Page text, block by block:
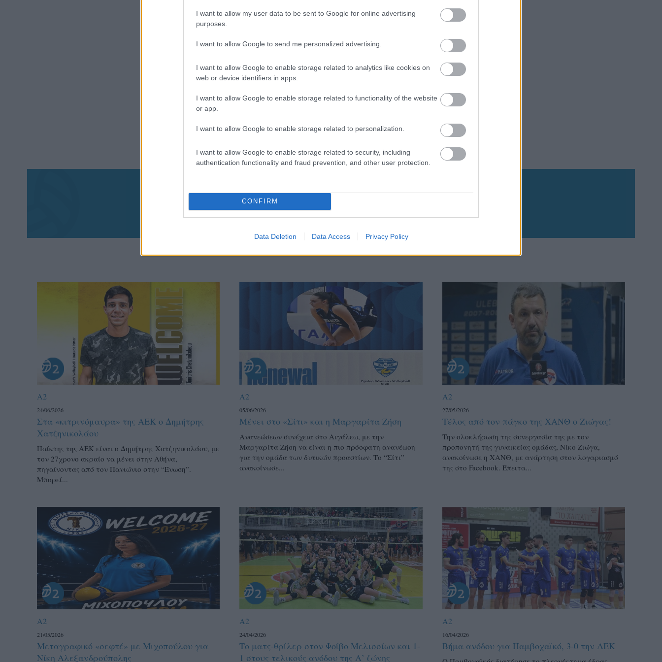
I want to allow my user data to be sent to Google for online advertising
purposes.
I want to allow Google to send me personalized advertising.
I want to allow Google to enable storage related to analytics like cookies on
web or device identifiers in apps.
I want to allow Google to enable storage related to functionality of the website
or app.
I want to allow Google to enable storage related to personalization.
I want to allow Google to enable storage related to security, including
authentication functionality and fraud prevention, and other user protection.
CONFIRM
Data Deletion Data Access Privacy Policy
Aκολουθήστε μας
παντού…
A2
24/06/2026
Στα «κιτρινόμαυρα» της ΑΕΚ ο Δημήτρης
Χατζηνικολάου
Παίκτης της ΑΕΚ είναι ο Δημήτρης Χατζηνικολάου, με
τον 27χρονο ακραίο να μένει στην Αθήνα,
πηγαίνοντας από τον Πανιώνιο στην “Ένωση”.
Μπορεί...
A2
05/06/2026
Μένει στο «Σίτι» και η Μαργαρίτα Ζήση
Ανανεώσεων συνέχεια στο Αιγάλεω, με την
Μαργαρίτα Ζήση να είναι η πιο πρόσφατη ανανέωση
για την ομάδα των δυτικών προαστίων. Το “Σίτι”
ανακοίνωσε...
A2
27/05/2026
Τέλος από τον πάγκο της ΧΑΝΘ ο Ζιώγας!
Την ολοκλήρωση της συνεργασία της με τον
προπονητή της γυναικείας ομάδας, Νίκο Ζιώγα,
ανακοίνωσε η ΧΑΝΘ, με ανάρτηση στον λογαριασμό
της στο Facebook. Έπειτα...
A2
21/05/2026
Μεταγραφικό «σεφτέ» με Μιχοπούλου για
Νίκη Αλεξανδρούπολης
A2
24/04/2026
Το ματς-θρίλερ στον Φοίβο Μελισσίων και 1-
1 στους τελικούς ανόδου της Α’ ζώνης
A2
16/04/2026
Βήμα ανόδου για Παμβοχαϊκό, 3-0 την ΑΕΚ